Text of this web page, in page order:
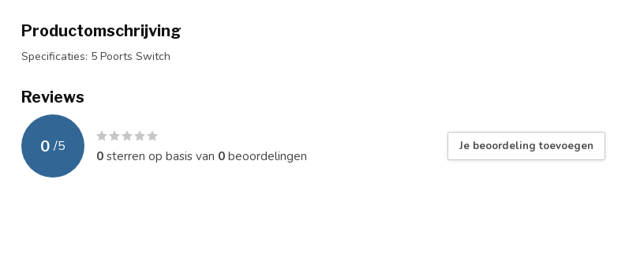
Productomschrijving
Specificaties: 5 Poorts Switch
Reviews
0 /5
0sterren op basis van 0beoordelingen
Je beoordeling toevoegen